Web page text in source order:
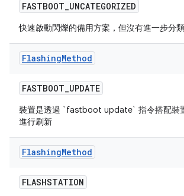
FASTBOOT_UNCATEGORIZED
快速啟動閃爍的備用方案，但沒有進一步分類
FlashingMethod
FASTBOOT_UPDATE
裝置是透過 `fastboot update` 指令搭配裝
進行刷新
FlashingMethod
FLASHSTATION